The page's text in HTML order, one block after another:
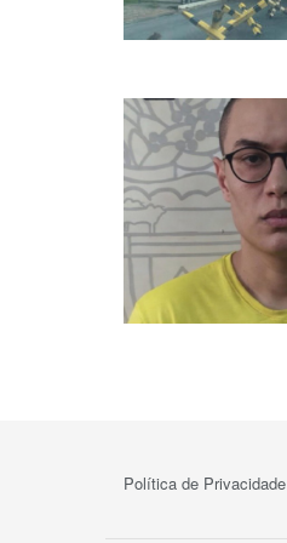
Política de Privacidade